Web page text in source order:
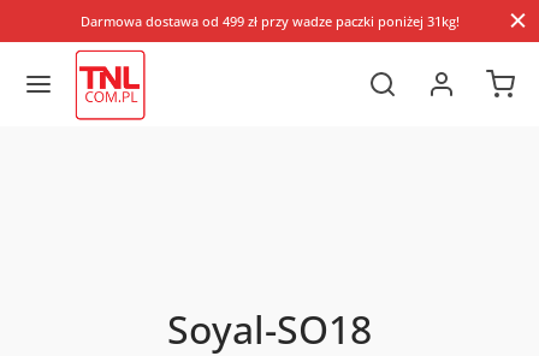
Darmowa dostawa od 499 zł przy wadze paczki poniżej 31kg!
Soyal-SO18